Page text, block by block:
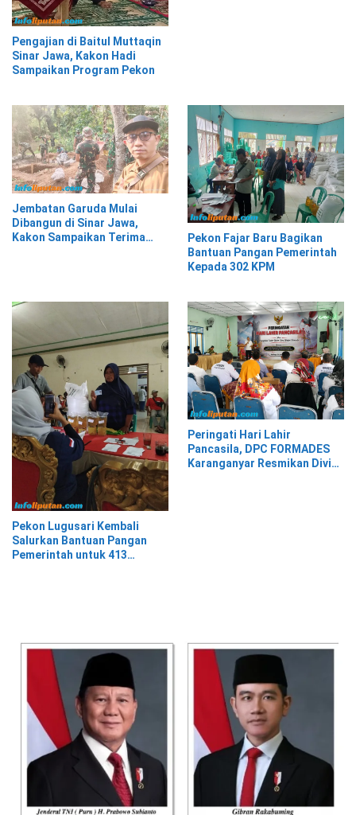
Pengajian di Baitul Muttaqin
Sinar Jawa, Kakon Hadi
Sampaikan Program Pekon
Jembatan Garuda Mulai
Dibangun di Sinar Jawa,
Kakon Sampaikan Terima
Pekon Fajar Baru Bagikan
Bantuan Pangan Pemerintah
Kepada 302 KPM
Pekon Lugusari Kembali
Salurkan Bantuan Pangan
Pemerintah untuk 413
Peringati Hari Lahir
Pancasila, DPC FORMADES
Karanganyar Resmikan Divisi